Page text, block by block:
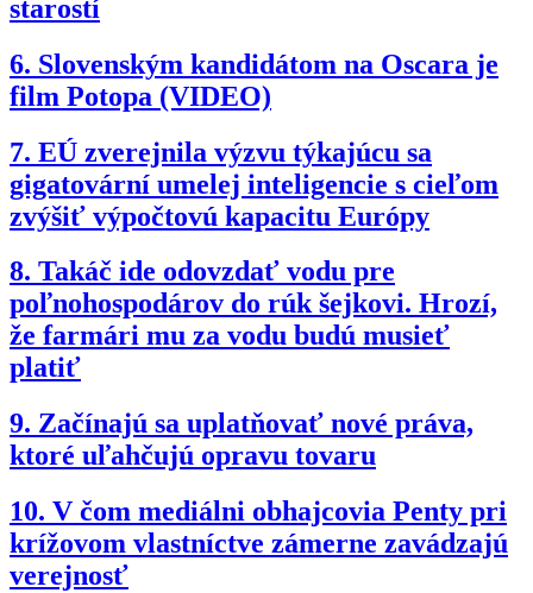
starostí
6. Slovenským kandidátom na Oscara je
film Potopa (VIDEO)
7. EÚ zverejnila výzvu týkajúcu sa
gigatovární umelej inteligencie s cieľom
zvýšiť výpočtovú kapacitu Európy
8. Takáč ide odovzdať vodu pre
poľnohospodárov do rúk šejkovi. Hrozí,
že farmári mu za vodu budú musieť
platiť
9. Začínajú sa uplatňovať nové práva,
ktoré uľahčujú opravu tovaru
10. V čom mediálni obhajcovia Penty pri
krížovom vlastníctve zámerne zavádzajú
verejnosť